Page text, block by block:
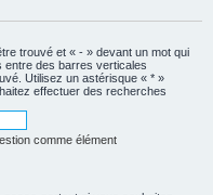
trouvé et « - » devant un mot qui
entre des barres verticales
Utilisez un astérisque « * »
effectuer des recherches
comme élément